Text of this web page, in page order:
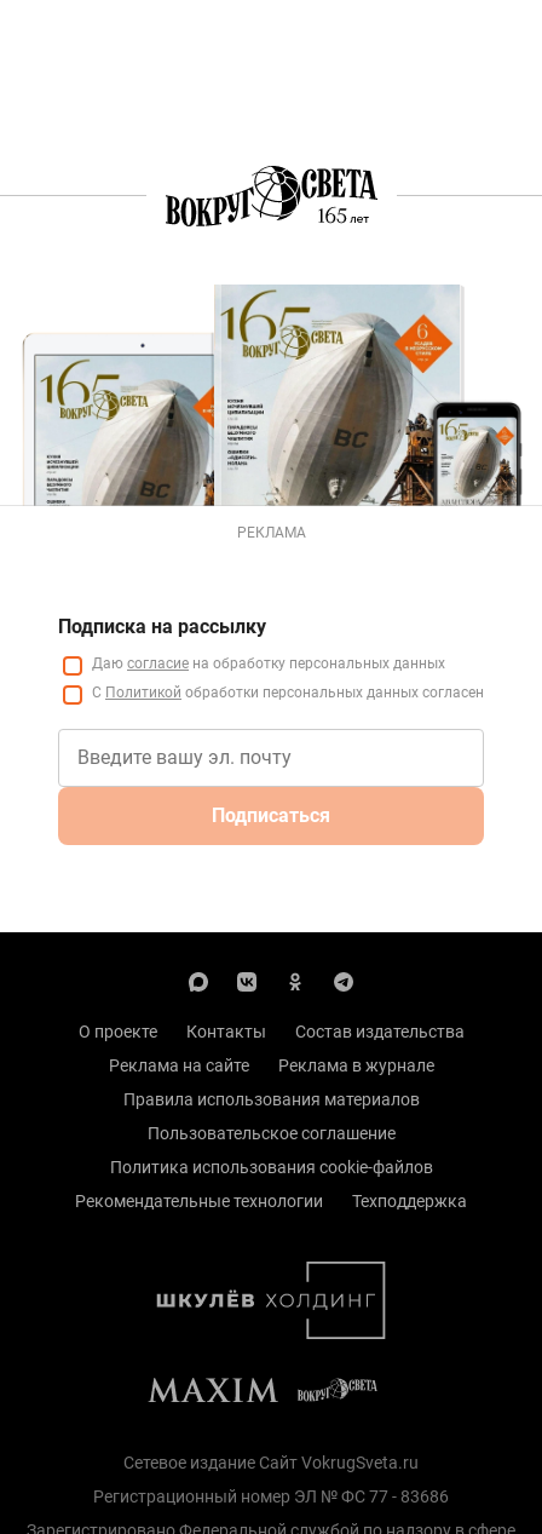
РЕКЛАМА
Подписка на рассылку
Даю согласие на обработку персональных данных
С Политикой обработки персональных данных согласен
Подписаться
О проекте Контакты
Состав издательства
Реклама на сайте
Реклама в журнале
Правила использования материалов
Пользовательское соглашение
Политика использования cookie-файлов
Рекомендательные технологии
Техподдержка
Сетевое издание Сайт VokrugSveta.ru
Регистрационный номер ЭЛ № ФС 77 - 83686
Зарегистрировано Федеральной службой по надзору в сфере